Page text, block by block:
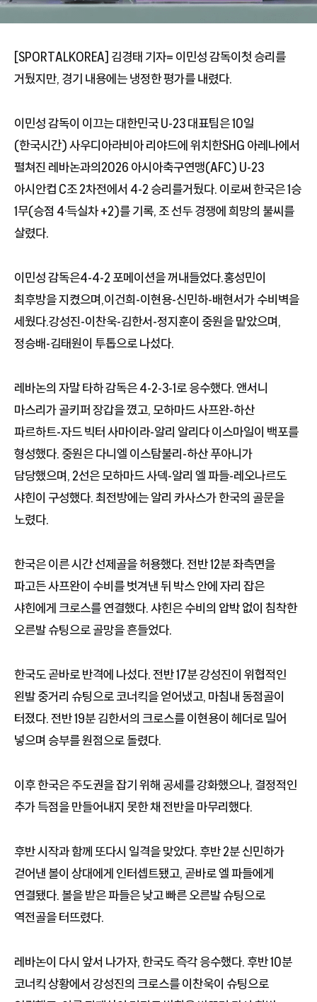
[SPORTALKOREA] 김경태 기자= 이민성 감독이첫 승리를
거뒀지만, 경기 내용에는 냉정한 평가를 내렸다.
이민성 감독이 이끄는 대한민국 U-23 대표팀은 10일
(한국시간) 사우디아라비아 리야드에 위치한SHG 아레나에서
펼쳐진 레바논과의2026 아시아축구연맹(AFC) U-23
아시안컵 C조 2차전에서 4-2 승리를거뒀다. 이로써 한국은 1승
1무(승점 4·득실차 +2)를 기록, 조 선두 경쟁에 희망의 불씨를
살렸다.
이민성 감독은4-4-2 포메이션을 꺼내들었다.홍성민이
최후방을 지켰으며,이건희-이현용-신민하-배현서가 수비벽을
세웠다.강성진-이찬욱-김한서-정지훈이 중원을 맡았으며,
정승배-김태원이 투톱으로 나섰다.
레바논의 자말 타하 감독은 4-2-3-1로 응수했다. 앤서니
마스리가 골키퍼 장갑을 꼈고, 모하마드 사프완-하산
파르하트-자드 빅터 사마이라-알리 알리다 이스마일이 백포를
형성했다. 중원은 다니엘 이스탐불리-하산 푸아니가
담당했으며, 2선은 모하마드 사덱-알리 엘 파들-레오나르도
샤힌이 구성했다. 최전방에는 알리 카사스가 한국의 골문을
노렸다.
한국은 이른 시간 선제골을 허용했다. 전반 12분 좌측면을
파고든 사프완이 수비를 벗겨낸 뒤 박스 안에 자리 잡은
샤힌에게 크로스를 연결했다. 샤힌은 수비의 압박 없이 침착한
오른발 슈팅으로 골망을 흔들었다.
한국도 곧바로 반격에 나섰다. 전반 17분 강성진이 위협적인
왼발 중거리 슈팅으로 코너킥을 얻어냈고, 마침내 동점골이
터졌다. 전반 19분 김한서의 크로스를 이현용이 헤더로 밀어
넣으며 승부를 원점으로 돌렸다.
이후 한국은 주도권을 잡기 위해 공세를 강화했으나, 결정적인
추가 득점을 만들어내지 못한 채 전반을 마무리했다.
후반 시작과 함께 또다시 일격을 맞았다. 후반 2분 신민하가
걷어낸 볼이 상대에게 인터셉트됐고, 곧바로 엘 파들에게
연결됐다. 볼을 받은 파들은 낮고 빠른 오른발 슈팅으로
역전골을 터뜨렸다.
레바논이 다시 앞서 나가자, 한국도 즉각 응수했다. 후반 10분
코너킥 상황에서 강성진의 크로스를 이찬욱이 슈팅으로